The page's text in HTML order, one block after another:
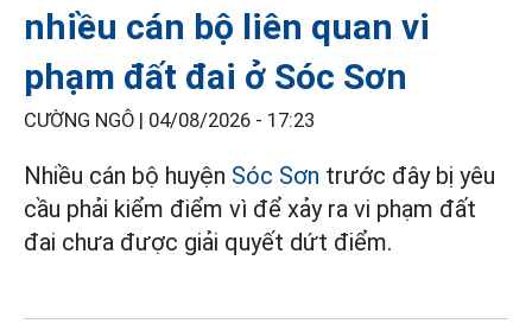
nhiều cán bộ liên quan vi
phạm đất đai ở Sóc Sơn
CƯỜNG NGÔ | 04/08/2026 - 17:23
Nhiều cán bộ huyện Sóc Sơn trước đây bị yêu
cầu phải kiểm điểm vì để xảy ra vi phạm đất
đai chưa được giải quyết dứt điểm.